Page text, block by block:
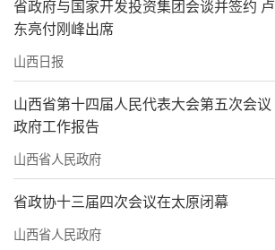
省政府与国家开发投资集团会谈并签约 卢
东亮付刚峰出席
山西日报
山西省第十四届人民代表大会第五次会议
政府工作报告
山西省人民政府
省政协十三届四次会议在太原闭幕
山西省人民政府